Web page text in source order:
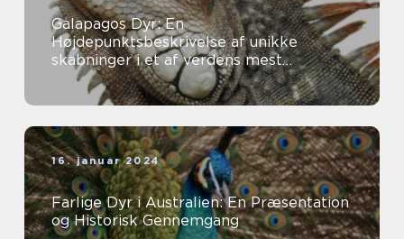
Galapagos Dyr: En
Højdepunktsbeskrivelse af unikke
skabninger i et af verdens mest
fascinerende økosystemer
16. januar 2024
Farlige Dyr i Australien: En Præsentation
og Historisk Gennemgang